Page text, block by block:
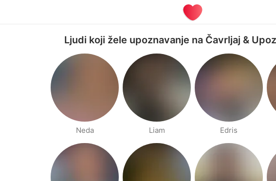
Ljudi koji žele upoznavanje na Čavrljaj &
Neda Liam Edris